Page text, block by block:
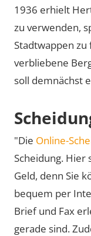
1936 erhielt
zu verwenden,
Stadtwappen
verbliebene
soll demnächst
"Die Online-
Scheidung. Hier
Geld, denn Sie
bequem per
Brief und Fax
gerade sind.